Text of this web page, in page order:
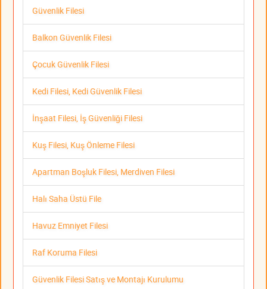
Güvenlik Filesi
Balkon Güvenlik Filesi
Çocuk Güvenlik Filesi
Kedi Filesi, Kedi Güvenlik Filesi
İnşaat Filesi, İş Güvenliği Filesi
Kuş Filesi, Kuş Önleme Filesi
Apartman Boşluk Filesi, Merdiven Filesi
Halı Saha Üstü File
Havuz Emniyet Filesi
Raf Koruma Filesi
Güvenlik Filesi Satış ve Montajı Kurulumu